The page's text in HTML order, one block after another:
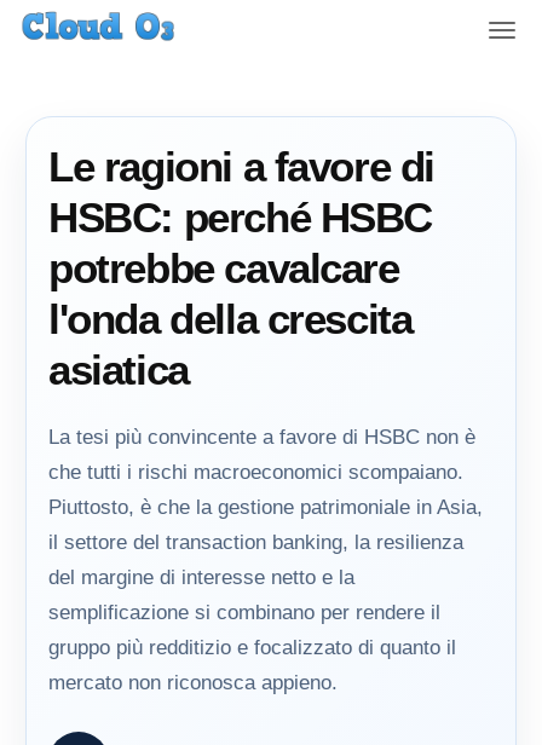
T
Le ragioni a favore di
HSBC: perché HSBC
potrebbe cavalcare
l'onda della crescita
asiatica
La tesi più convincente a favore di HSBC non è
che tutti i rischi macroeconomici scompaiano.
Piuttosto, è che la gestione patrimoniale in Asia,
il settore del transaction banking, la resilienza
del margine di interesse netto e la
semplificazione si combinano per rendere il
gruppo più redditizio e focalizzato di quanto il
mercato non riconosca appieno.